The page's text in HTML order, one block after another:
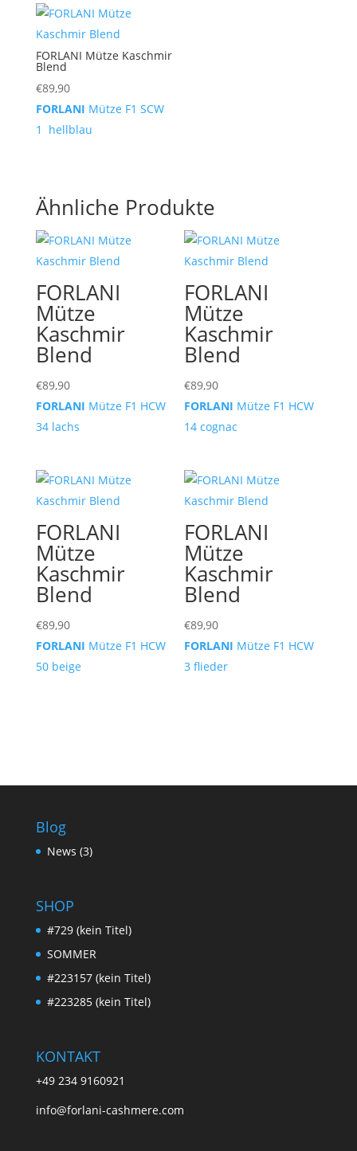
FORLANI Mütze Kaschmir
Blend
€89,90
FORLANI Mütze F1 SCW
1 hellblau
Ähnliche Produkte
FORLANI
Mütze
Kaschmir
Blend
€89,90
FORLANI Mütze F1 HCW
34 lachs
FORLANI
Mütze
Kaschmir
Blend
€89,90
FORLANI Mütze F1 HCW
14 cognac
FORLANI
Mütze
Kaschmir
Blend
€89,90
FORLANI Mütze F1 HCW
50 beige
FORLANI
Mütze
Kaschmir
Blend
€89,90
FORLANI Mütze F1 HCW
3 flieder
Blog
News (3)
SHOP
#729 (kein Titel)
SOMMER
#223157 (kein Titel)
#223285 (kein Titel)
KONTAKT
+49 234 9160921
info@forlani-cashmere.com